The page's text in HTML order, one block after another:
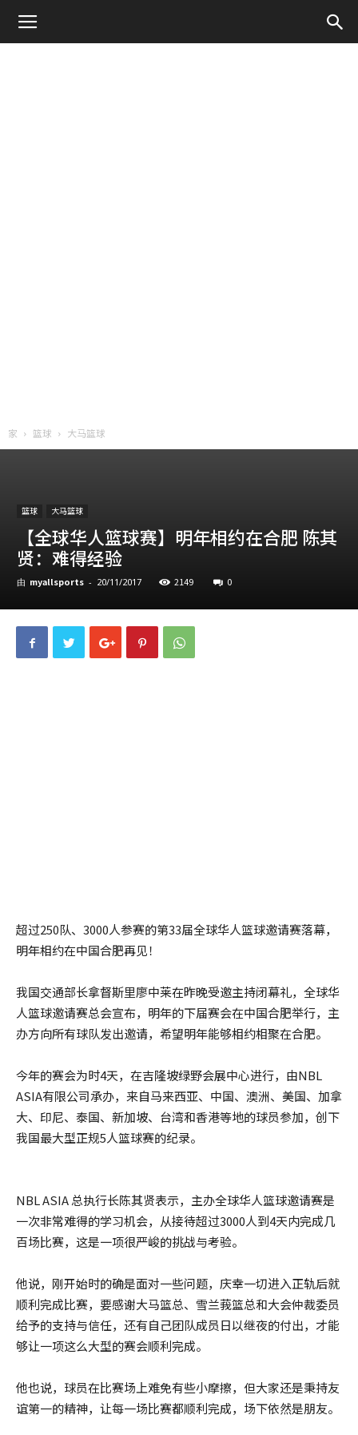
家 篮球 大马篮球
篮球 大马篮球
【全球华人篮球赛】明年相约在合肥 陈其
贤：难得经验
由 myallsports - 20/11/2017 2149 0
超过250队、3000人参赛的第33届全球华人篮球邀请赛落幕，
明年相约在中国合肥再见！
我国交通部长拿督斯里廖中莱在昨晚受邀主持闭幕礼，全球华
人篮球邀请赛总会宣布，明年的下届赛会在中国合肥举行，主
办方向所有球队发出邀请，希望明年能够相约相聚在合肥。
今年的赛会为时4天，在吉隆坡绿野会展中心进行，由NBL
ASIA有限公司承办，来自马来西亚、中国、澳洲、美国、加拿
大、印尼、泰国、新加坡、台湾和香港等地的球员参加，创下
我国最大型正规5人篮球赛的纪录。
NBL ASIA 总执行长陈其贤表示，主办全球华人篮球邀请赛是
一次非常难得的学习机会，从接待超过3000人到4天内完成几
百场比赛，这是一项很严峻的挑战与考验。
他说，刚开始时的确是面对一些问题，庆幸一切进入正轨后就
顺利完成比赛，要感谢大马篮总、雪兰莪篮总和大会仲裁委员
给予的支持与信任，还有自己团队成员日以继夜的付出，才能
够让一项这么大型的赛会顺利完成。
他也说，球员在比赛场上难免有些小摩擦，但大家还是秉持友
谊第一的精神，让每一场比赛都顺利完成，场下依然是朋友。